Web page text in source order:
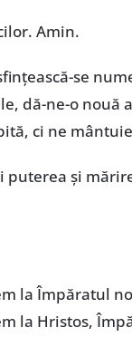
Amin.
se
dă-ne-o
ci ne
puterea și
la Împăratul
la Hristos,